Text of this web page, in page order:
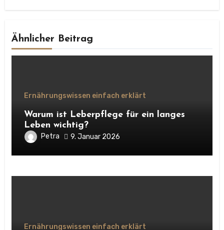
Ähnlicher Beitrag
Ernährungswissen einfach erklärt
Warum ist Leberpflege für ein langes
Leben wichtig?
Petra 9. Januar 2026
Ernährungswissen einfach erklärt